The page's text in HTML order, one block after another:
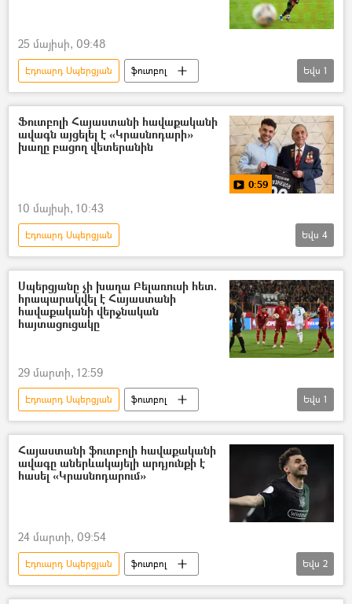
25 մայիսի, 09:48
Էդուարդ Սպերցյան
ֆուտբոլ
«Ինտեր» ֆուտբոլային ակումբ
Եվս 1
Ֆուտբոլի Հայաստանի հավաքականի
ավագն այցելել է «Կրասնոդարի»
խաղը բացող վետերանին
0:59
10 մայիսի, 10:43
Էդուարդ Սպերցյան
Հայրենական մեծ պատերազմի վետերան
Կրասնոդար
Տեսանյութեր
տեսանյութ
Եվս 4
Սպերցյանը չի խաղա Բելառուսի հետ.
հրապարակվել է Հայաստանի
հավաքականի վերջնական
հայտացուցակը
29 մարտի, 12:59
Էդուարդ Սպերցյան
ֆուտբոլ
ֆուտբոլիստ
Հայաստանի ազգային հավաքական
Եվս 1
Հայաստանի ֆուտբոլի հավաքականի
ավագը աներևակայելի արդյունքի է
հասել «Կրասնոդարում»
24 մարտի, 09:54
Էդուարդ Սպերցյան
ֆուտբոլ
Հայաստան
ռեկորդ Սպորտ
Եվս 2